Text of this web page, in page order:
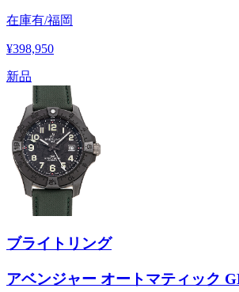
在庫有/福岡
¥398,950
新品
ブライトリング
アベンジャー オートマティック